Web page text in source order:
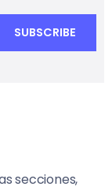
secciones,